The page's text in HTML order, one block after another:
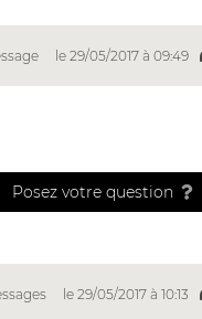
le 29/05/2017 à 09:49
Posez votre question
le 29/05/2017 à 10:13